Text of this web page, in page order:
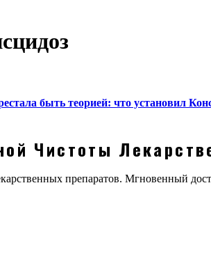
быть теорией: что установил
Чистоты
препаратов. Мгновенный